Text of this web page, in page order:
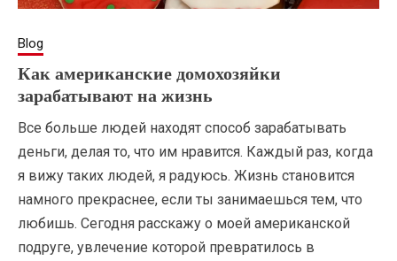
Blog
Как американские домохозяйки
зарабатывают на жизнь
15,
2019
Saenko
Все больше людей находят способ зарабатывать
деньги, делая то, что им нравится. Каждый раз, когда
я вижу таких людей, я радуюсь. Жизнь становится
намного прекраснее, если ты занимаешься тем, что
любишь. Сегодня расскажу о моей американской
подруге, увлечение которой превратилось в